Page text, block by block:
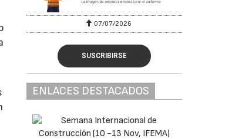
07/07/2026
SUSCRIBIRSE
ENLACES DESTACADOS